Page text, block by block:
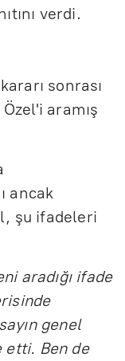
verdi.
sonrası
aramış
ancak
şu ifadeleri
aradığı ifade
genel
etti. Ben de